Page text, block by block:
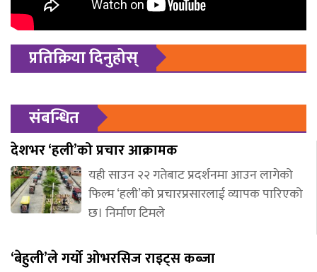
प्रतिक्रिया दिनुहोस्
संबन्धित
देशभर ‘हली’को प्रचार आक्रामक
यही साउन २२ गतेबाट प्रदर्शनमा आउन लागेको
फिल्म ‘हली’को प्रचारप्रसारलाई व्यापक पारिएको
छ। निर्माण टिमले
‘बेहुली’ले गर्यो ओभरसिज राइट्स कब्जा